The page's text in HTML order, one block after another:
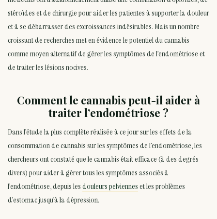
stéroïdes et de chirurgie pour aider les patientes à supporter la douleur
et à se débarrasser des excroissances indésirables. Mais un nombre
croissant de recherches met en évidence le potentiel du cannabis
comme moyen alternatif de gérer les symptômes de l’endométriose et
de traiter les lésions nocives.
Comment le cannabis peut-il aider à
traiter l’endométriose ?
Dans l’étude la plus complète réalisée à ce jour sur les effets de la
consommation de cannabis sur les symptômes de l’endométriose, les
chercheurs ont constaté que le cannabis était efficace (à des degrés
divers) pour aider à gérer tous les symptômes associés à
l’endométriose, depuis lesdouleurs pelvienneset les problèmes
d’estomac jusqu’à la dépression.